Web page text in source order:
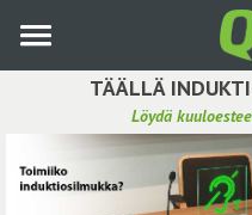
pääsisältöön
TÄÄLLÄ
Löydä
Etsi induktiosilmukka
Tee ehdotus ja